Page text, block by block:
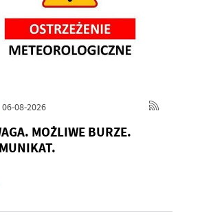
06-08-2026
MOŻLIWE BURZE.